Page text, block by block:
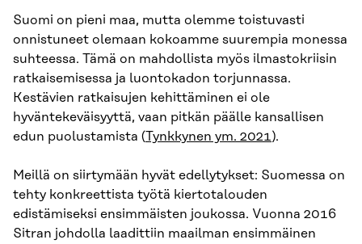
Suomi on pieni maa, mutta olemme toistuvasti
onnistuneet olemaan kokoamme suurempia monessa
suhteessa. Tämä on mahdollista myös ilmastokriisin
ratkaisemisessa ja luontokadon torjunnassa.
Kestävien ratkaisujen kehittäminen ei ole
hyväntekeväisyyttä, vaan pitkän päälle kansallisen
edun puolustamista (Tynkkynen ym. 2021).
Meillä on siirtymään hyvät edellytykset: Suomessa on
tehty konkreettista työtä kiertotalouden
edistämiseksi ensimmäisten joukossa. Vuonna 2016
Sitran johdolla laadittiin maailman ensimmäinen